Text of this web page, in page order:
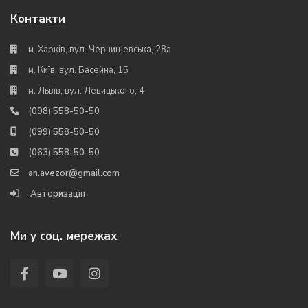
Контакти
м. Харків, вул. Чернишевська, 28а
м. Київ, вул. Басейна, 15
м. Львів, вул. Левицького, 4
(098) 558-50-50
(099) 558-50-50
(063) 558-50-50
an.avezor@gmail.com
Авторизація
Ми у соц. мережах